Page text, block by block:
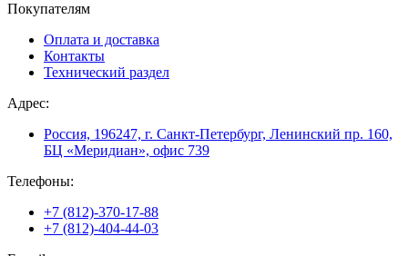
Покупателям
Оплата и доставка
Контакты
Технический раздел
Адрес:
Россия, 196247, г. Санкт-Петербург, Ленинский пр. 160,
БЦ «Меридиан», офис 739
Телефоны:
+7 (812)-370-17-88
+7 (812)-404-44-03